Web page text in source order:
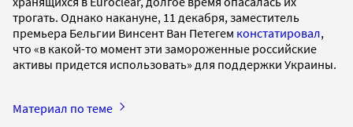
трогать. Однако накануне, 11 декабря, заместитель
премьера Бельгии Винсент Ван Петегем констатировал,
что «в какой-то момент эти замороженные российские
активы придется использовать» для поддержки Украины.
Материал по теме